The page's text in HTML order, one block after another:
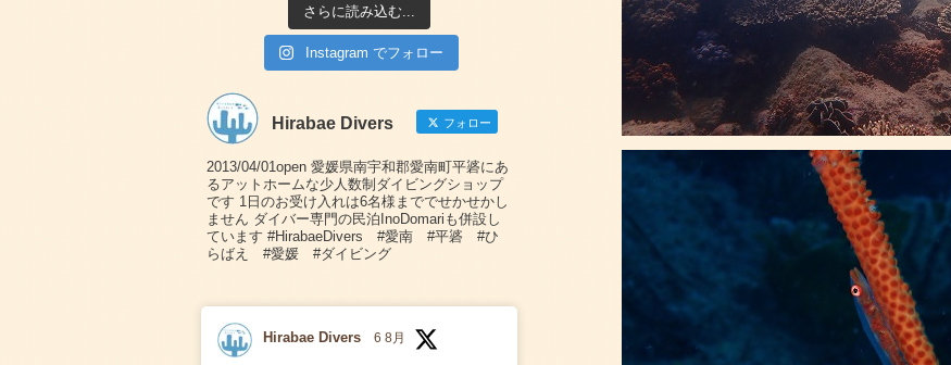
さらに読み込む...
Instagram でフォロー
Hirabae Divers フォロー
2013/04/01open 愛媛県南宇和郡愛南町平碆にあ
るアットホームな少人数制ダイビングショップ
です 1日のお受け入れは6名様まででせかせかし
ません ダイバー専門の民泊InoDomariも併設し
ています #HirabaeDivers #愛南 #平碆 #ひ
らばえ #愛媛 #ダイビング
Hirabae Divers 6 8月